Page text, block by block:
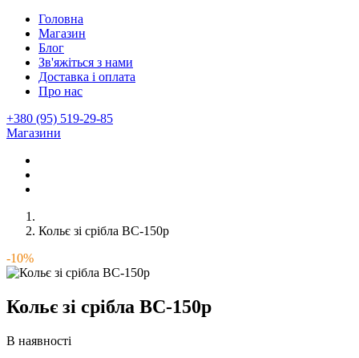
Головна
Магазин
Блог
Зв'яжіться з нами
Доставка і оплата
Про нас
+380 (95) 519-29-85
Магазини
Кольє зі срібла ВС-150р
-10%
Кольє зі срібла ВС-150р
В наявності